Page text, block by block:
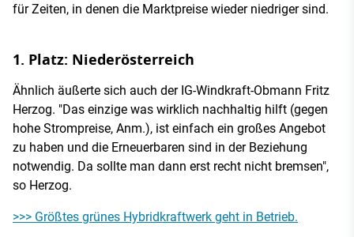
für Zeiten, in denen die Marktpreise wieder niedriger sind.
1. Platz: Niederösterreich
Ähnlich äußerte sich auch der IG-Windkraft-Obmann Fritz
Herzog. "Das einzige was wirklich nachhaltig hilft (gegen
hohe Strompreise, Anm.), ist einfach ein großes Angebot
zu haben und die Erneuerbaren sind in der Beziehung
notwendig. Da sollte man dann erst recht nicht bremsen",
so Herzog.
>>> Größtes grünes Hybridkraftwerk geht in Betrieb.